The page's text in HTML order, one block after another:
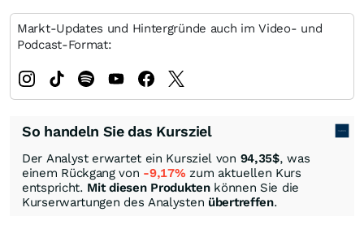
Markt-Updates und Hintergründe auch im Video- und
Podcast-Format:
So handeln Sie das Kursziel
Der Analyst erwartet ein Kursziel von 94,35$, was
einem Rückgang von -9,17% zum aktuellen Kurs
entspricht. Mit diesen Produktenkönnen Sie die
Kurserwartungen des Analysten übertreffen.